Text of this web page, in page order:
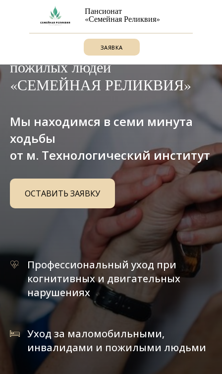
ЗАЯВКА
Пансионат
«Семейная Реликвия»
Пансионат для
пожилых людей
«СЕМЕЙНАЯ РЕЛИКВИЯ»
Мы находимся в семи минута
ходьбы
от м. Технологический институт
ОСТАВИТЬ ЗАЯВКУ
Профессиональный уход при
когнитивных и двигательных
нарушениях
Уход за маломобильными,
инвалидами и пожилыми людьми